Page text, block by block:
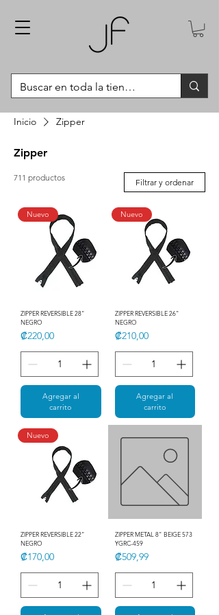
Inicio Zipper
Zipper
711 productos Filtrar y ordenar
Nuevo
ZIPPER REVERSIBLE 28"
NEGRO
Precio
₡220,00
Agregar al
carrito
Nuevo
ZIPPER REVERSIBLE 26"
NEGRO
Precio
₡210,00
Agregar al
carrito
Nuevo
ZIPPER REVERSIBLE 22"
NEGRO
Precio
₡170,00
ZIPPER METAL 8" BEIGE 573
YGRC-459
Precio
₡509,99